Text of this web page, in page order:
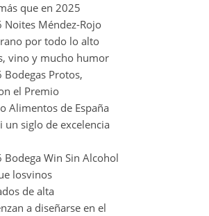
que en 2025
Noites Méndez-Rojo
por todo lo alto
vino y mucho humor
Bodegas Protos,
el Premio
Alimentos de España
un siglo de excelencia
Bodega Win Sin Alcohol
losvinos
de alta
a diseñarse en el